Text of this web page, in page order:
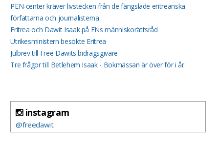
PEN-center kräver livstecken från de fängslade eritreanska
författarna och journalisterna
Eritrea och Dawit Isaak på FNs människorättsråd
Utrikesministern besökte Eritrea
Julbrev till Free Dawits bidragsgivare
Tre frågor till Betlehem Isaak - Bokmässan är över för i år
instagram
@freedawit